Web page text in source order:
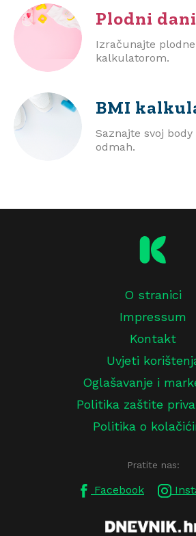
Plodni dani
Izračunajte
kalkulatorom.
BMI
Saznajte svoj
odmah.
O stranici
Impressum
Kontakt
Uvjeti
Oglašavanje i
Politika zaštite
Politika o
Pratite nas:
Facebook